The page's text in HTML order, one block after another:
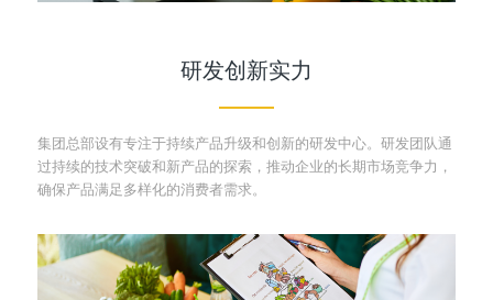
研发创新实力
集团总部设有专注于持续产品升级和创新的研发中心。研发团队通
过持续的技术突破和新产品的探索，推动企业的长期市场竞争力，
确保产品满足多样化的消费者需求。